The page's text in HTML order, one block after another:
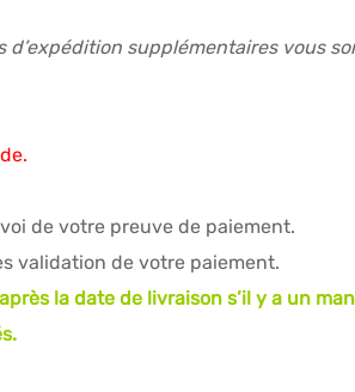
supplémentaires vous
de votre preuve de paiement.
validation de votre paiement.
la date de livraison s’il y a un